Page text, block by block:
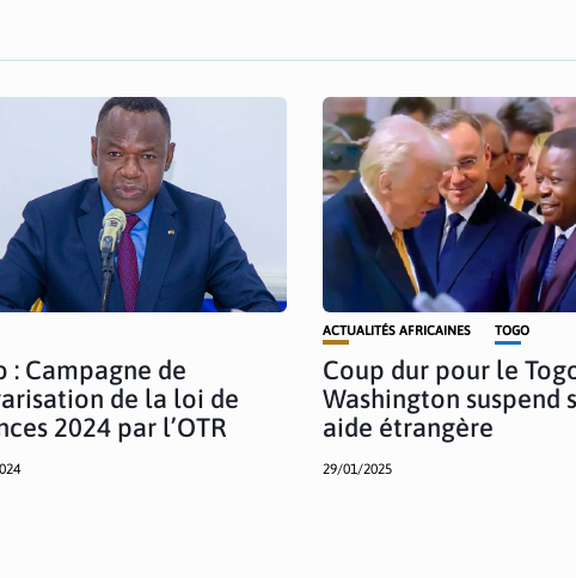
: Campagne de
de la loi de
2024 par l’OTR
ACTUALITÉS AFRICAINES TOGO
Coup dur pour le
Washington suspend
aide étrangère
29/01/2025